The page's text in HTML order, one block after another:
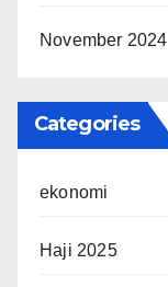
November 2024
Categories
ekonomi
Haji 2025